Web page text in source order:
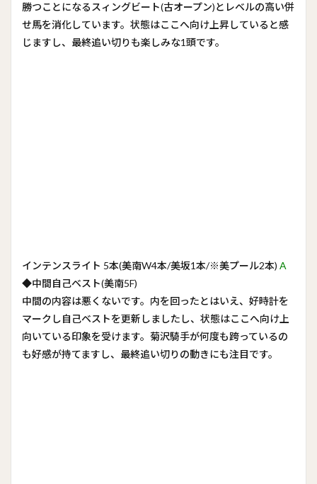
勝つことになるスィングビート(古オープン)とレベルの高い併
せ馬を消化しています。状態はここへ向け上昇していると感
じますし、最終追い切りも楽しみな1頭です。
インテンスライト 5本(美南W4本/美坂1本/※美プール2本) A
◆中間自己ベスト(美南5F)
中間の内容は悪くないです。内を回ったとはいえ、好時計を
マークし自己ベストを更新しましたし、状態はここへ向け上
向いている印象を受けます。菊沢騎手が何度も跨っているの
も好感が持てますし、最終追い切りの動きにも注目です。